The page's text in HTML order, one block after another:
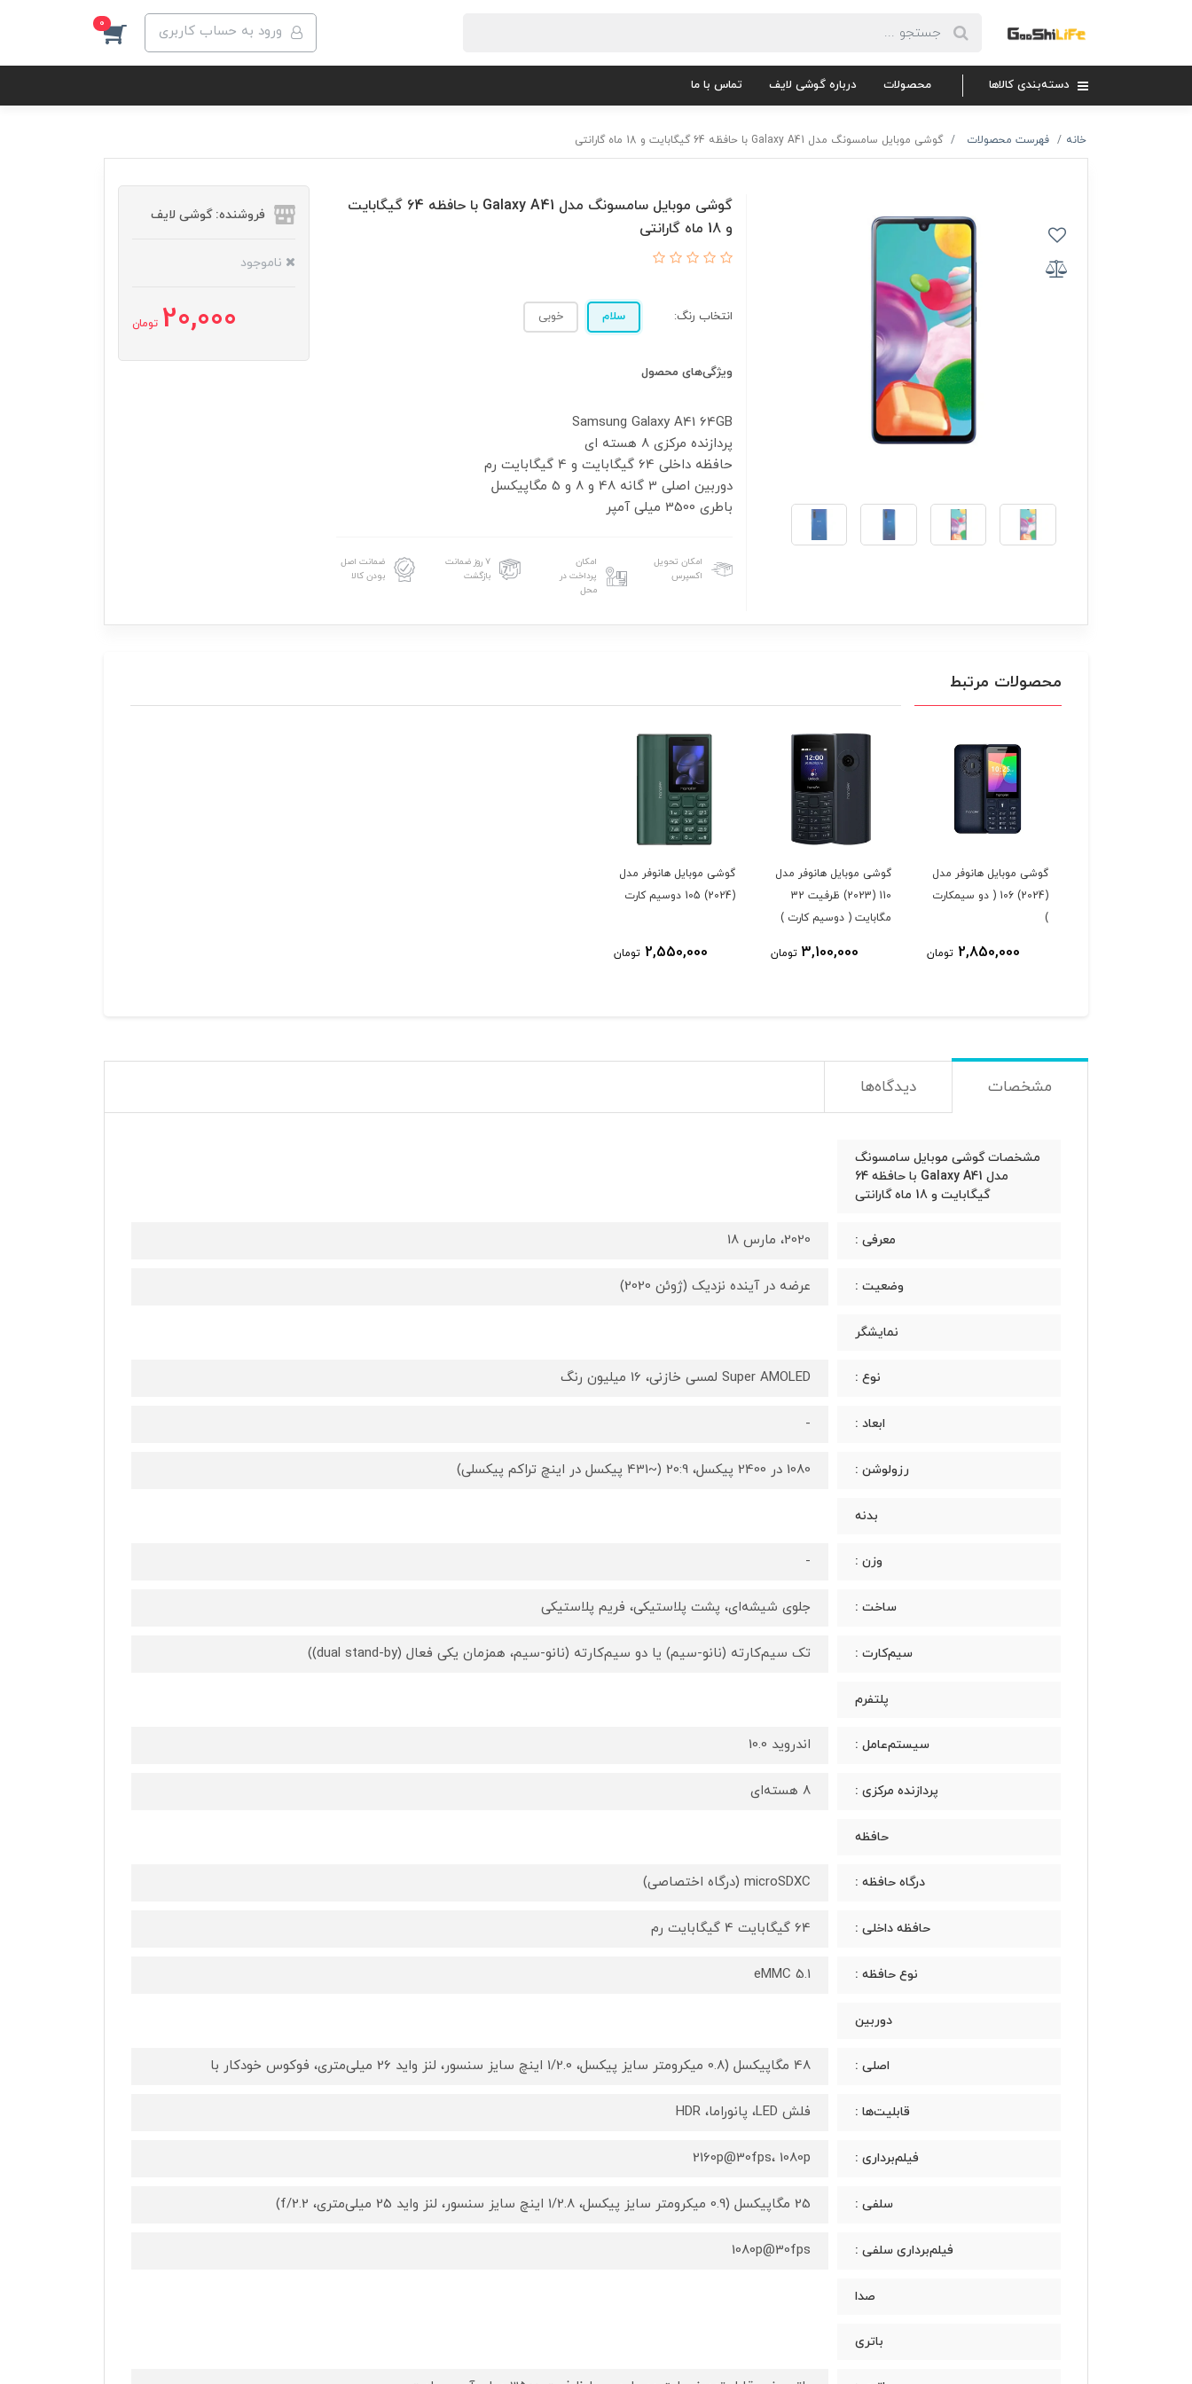
ورود به حساب کاربری 0
دسته‌بندی کالاها محصولات درباره گوشی لایف تماس با ما
خانه فهرست محصولات گوشی موبایل سامسونگ مدل Galaxy A41 با حافظه 64 گیگابایت و 18 ماه گارانتی
گوشی موبایل سامسونگ مدل Galaxy A41 با حافظه 64 گیگابایت
و 18 ماه گارانتی
انتخاب رنگ: سلام خوبی
ویژگی‌های محصول
باطری 3500 میلی آمپر
امکان تحویل
اکسپرس
امکان
پرداخت در
محل
۷ روز ضمانت
بازگشت
ضمانت اصل
بودن کالا
فروشنده: گوشی لایف
ناموجود
20,000 تومان
محصولات مرتبط
گوشی موبایل هانوفر مدل
(2024) 106 ( دو سیمکارت
)
2,850,000 تومان
گوشی موبایل هانوفر مدل
110 (2023) ظرفیت 32
مگابایت ( دوسیم کارت )
3,100,000 تومان
گوشی موبایل هانوفر مدل
(2024) 105 دوسیم کارت
2,550,000 تومان
مشخصات دیدگاه‌ها
مشخصات گوشی موبایل سامسونگ
مدل Galaxy A41 با حافظه 64
گیگابایت و 18 ماه گارانتی
معرفی : 2020، مارس 18
وضعیت : عرضه در آینده نزدیک (ژوئن 2020)
نمایشگر
نوع : Super AMOLED لمسی خازنی، 16 میلیون رنگ
ابعاد : -
رزولوشن : 1080 در 2400 پیکسل، 20:9 (~431 پیکسل در اینچ تراکم پیکسلی)
بدنه
وزن : -
ساخت : جلوی شیشه‌ای، پشت پلاستیکی، فریم پلاستیکی
سیم‌کارت : تک سیم‌کارته (نانو-سیم) یا دو سیم‌کارته (نانو-سیم، همزمان یکی فعال (dual stand-by))
پلتفرم
سیستم‌عامل : اندروید 10.0
پردازنده مرکزی : 8 هسته‌ای
حافظه
درگاه حافظه : microSDXC (درگاه اختصاصی)
حافظه داخلی : 64 گیگابایت 4 گیگابایت رم
نوع حافظه : eMMC 5.1
دوربین
اصلی : 48 مگاپیکسل (0.8 میکرومتر سایز پیکسل، 1/2.0 اینچ سایز سنسور، لنز واید 26 میلی‌متری، فوکوس خودکار با
قابلیت‌ها : فلش LED، پانوراما، HDR
فیلم‌برداری : 2160p@30fps، 1080p
سلفی : 25 مگاپیکسل (0.9 میکرومتر سایز پیکسل، 1/2.8 اینچ سایز سنسور، لنز واید 25 میلی‌متری، f/2.2)
فیلم‌برداری سلفی : 1080p@30fps
صدا
باتری